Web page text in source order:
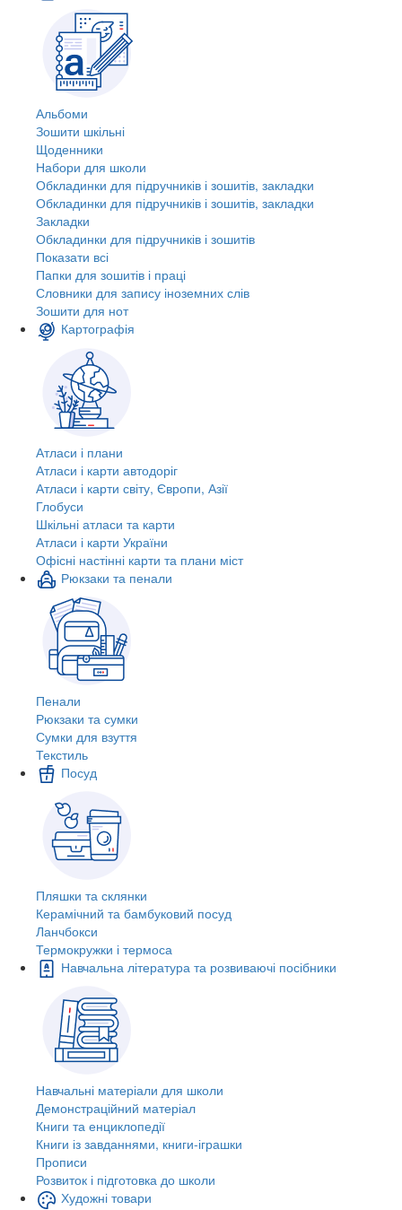
Альбоми
Зошити шкільні
Щоденники
Набори для школи
Обкладинки для підручників і зошитів, закладки
Обкладинки для підручників і зошитів, закладки
Закладки
Обкладинки для підручників і зошитів
Показати всі
Папки для зошитів і праці
Словники для запису іноземних слів
Зошити для нот
Картографія
Атласи і плани
Атласи і карти автодоріг
Атласи і карти світу, Європи, Азії
Глобуси
Шкільні атласи та карти
Атласи і карти України
Офісні настінні карти та плани міст
Рюкзаки та пенали
Пенали
Рюкзаки та сумки
Сумки для взуття
Текстиль
Посуд
Пляшки та склянки
Керамічний та бамбуковий посуд
Ланчбокси
Термокружки і термоса
Навчальна література та розвиваючі посібники
Навчальні матеріали для школи
Демонстраційний матеріал
Книги та енциклопедії
Книги із завданнями, книги-іграшки
Прописи
Розвиток і підготовка до школи
Художні товари